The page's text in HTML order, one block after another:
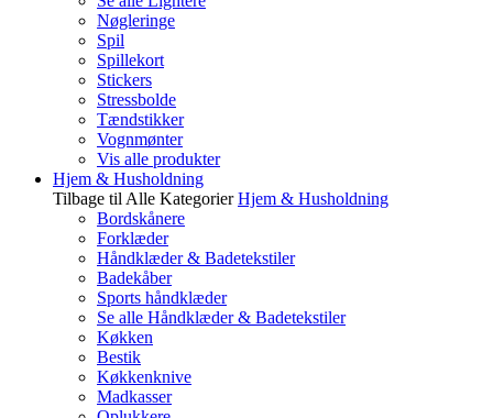
Nøgleringe
Spil
Spillekort
Stickers
Stressbolde
Tændstikker
Vognmønter
Vis alle produkter
Hjem & Husholdning
Tilbage til Alle Kategorier Hjem & Husholdning
Bordskånere
Forklæder
Håndklæder & Badetekstiler
Badekåber
Sports håndklæder
Se alle Håndklæder & Badetekstiler
Køkken
Bestik
Køkkenknive
Madkasser